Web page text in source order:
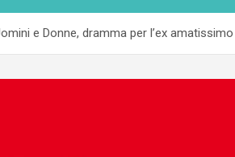
e Donne, dramma per l’ex